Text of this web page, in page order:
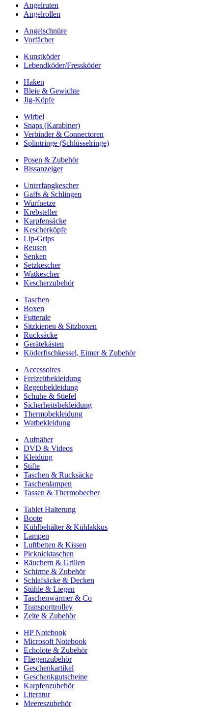
Angelruten
Angelrollen
Angelschnüre
Vorfächer
Kunstköder
Lebendköder/Fressköder
Haken
Bleie & Gewichte
Jig-Köpfe
Wirbel
Snaps (Karabiner)
Verbinder & Connectoren
Splintringe (Schlüsselringe)
Posen & Zubehör
Bissanzeiger
Unterfangkescher
Gaffs & Schlingen
Wurfnetze
Krebsteller
Karpfensäcke
Kescherköpfe
Lip-Grips
Reusen
Senken
Setzkescher
Watkescher
Kescherzubehör
Taschen
Boxen
Futterale
Sitzkiepen & Sitzboxen
Rucksäcke
Gerätekästen
Köderfischkessel, Eimer & Zubehör
Accessoires
Freizeitbekleidung
Regenbekleidung
Schuhe & Stiefel
Sicherheitsbekleidung
Thermobekleidung
Watbekleidung
Aufnäher
DVD & Videos
Kleidung
Stifte
Taschen & Rucksäcke
Taschenlampen
Tassen & Thermobecher
Tablet Halterung
Boote
Kühlbehälter & Kühlakkus
Lampen
Luftbetten & Kissen
Picknicktaschen
Räuchern & Grillen
Schirme & Zubehör
Schlafsäcke & Decken
Stühle & Liegen
Taschenwärmer & Co
Transporttrolley
Zelte & Zubehör
HP Notebook
Microsoft Notebook
Echolote & Zubehör
Fliegenzubehör
Geschenkartikel
Geschenkgutscheine
Karpfenzubehör
Literatur
Meereszubehör